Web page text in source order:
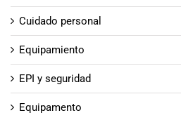
Cuidado personal
Equipamiento
EPI y seguridad
Equipamento